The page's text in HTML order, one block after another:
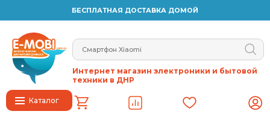
БЕСПЛАТНАЯ ДОСТАВКА ДОМОЙ
Каталог
Интернет магазин электроники и бытовой
техники в ДНР